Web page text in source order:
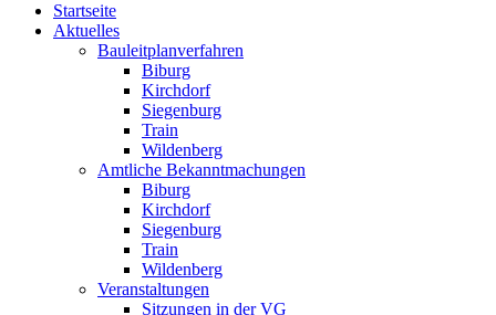
Startseite
Aktuelles
Bauleitplanverfahren
Biburg
Kirchdorf
Siegenburg
Train
Wildenberg
Amtliche Bekanntmachungen
Biburg
Kirchdorf
Siegenburg
Train
Wildenberg
Veranstaltungen
Sitzungen in der VG